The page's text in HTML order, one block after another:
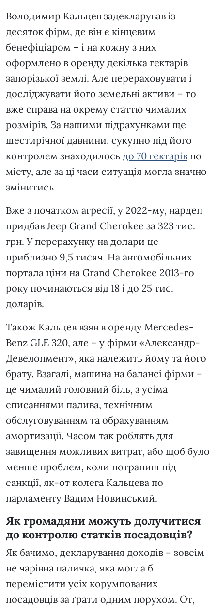
Володимир Кальцев задекларував із
десяток фірм, де він є кінцевим
бенефіціаром – і на кожну з них
оформлено в оренду декілька гектарів
запорізької землі. Але перераховувати і
досліджувати його земельні активи – то
вже справа на окрему статтю чималих
розмірів. За нашими підрахунками ще
шестирічної давнини, сукупно під його
контролем знаходилось до 70 гектарів по
місту, але за ці часи ситуація могла значно
змінитись.
Вже з початком агресії, у 2022-му, нардеп
придбав Jeep Grand Cherokee за 323 тис.
грн. У перерахунку на долари це
приблизно 9,5 тисяч. На автомобільних
портала ціни на Grand Cherokee 2013-го
року починаються від 18 і до 25 тис.
доларів.
Також Кальцев взяв в оренду Mercedes-
Benz GLE 320, але – у фірми «Александр-
Девелопмент», яка належить йому та його
брату. Взагалі, машина на балансі фірми –
це чималий головний біль, з усіма
списаннями палива, технічним
обслуговуванням та обрахуванням
амортизації. Часом так роблять для
завищення можливих витрат, або щоб було
менше проблем, коли потрапиш під
санкції, як-от колега Кальцева по
парламенту Вадим Новинський.
Як громадяни можуть долучитися
до контролю статків посадовців?
Як бачимо, декларування доходів – зовсім
не чарівна паличка, яка могла б
перемістити усіх корумпованих
посадовців за ґрати одним порухом. От,